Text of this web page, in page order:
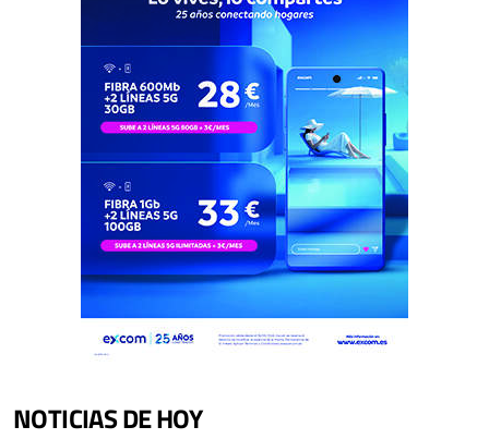
NOTICIAS DE HOY